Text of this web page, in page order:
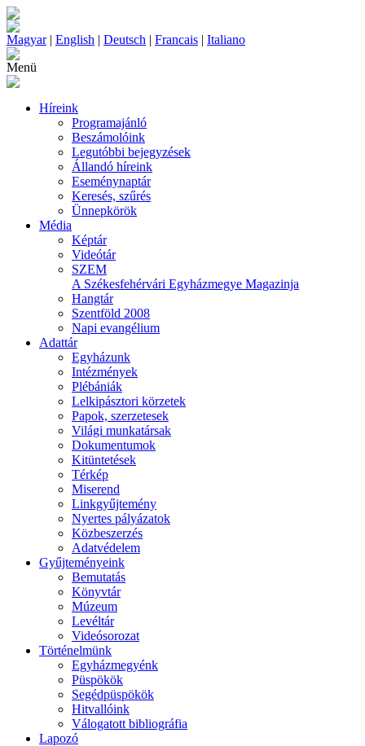
Magyar| English | Deutsch | Francais | Italiano
Menü
Híreink
Programajánló
Beszámolóink
Legutóbbi bejegyzések
Állandó híreink
Eseménynaptár
Keresés, szűrés
Ünnepkörök
Média
Képtár
Videótár
SZEM
A Székesfehérvári Egyházmegye Magazinja
Hangtár
Szentföld 2008
Napi evangélium
Adattár
Egyházunk
Intézmények
Plébániák
Lelkipásztori körzetek
Papok, szerzetesek
Világi munkatársak
Dokumentumok
Kitüntetések
Térkép
Miserend
Linkgyűjtemény
Nyertes pályázatok
Közbeszerzés
Adatvédelem
Gyűjteményeink
Bemutatás
Könyvtár
Múzeum
Levéltár
Videósorozat
Történelmünk
Egyházmegyénk
Püspökök
Segédpüspökök
Hitvallóink
Válogatott bibliográfia
Lapozó